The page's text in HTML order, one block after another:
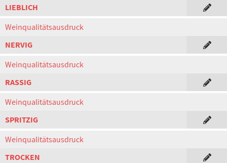
LIEBLICH
Weinqualitätsausdruck
NERVIG
Weinqualitätsausdruck
RASSIG
Weinqualitätsausdruck
SPRITZIG
Weinqualitätsausdruck
TROCKEN